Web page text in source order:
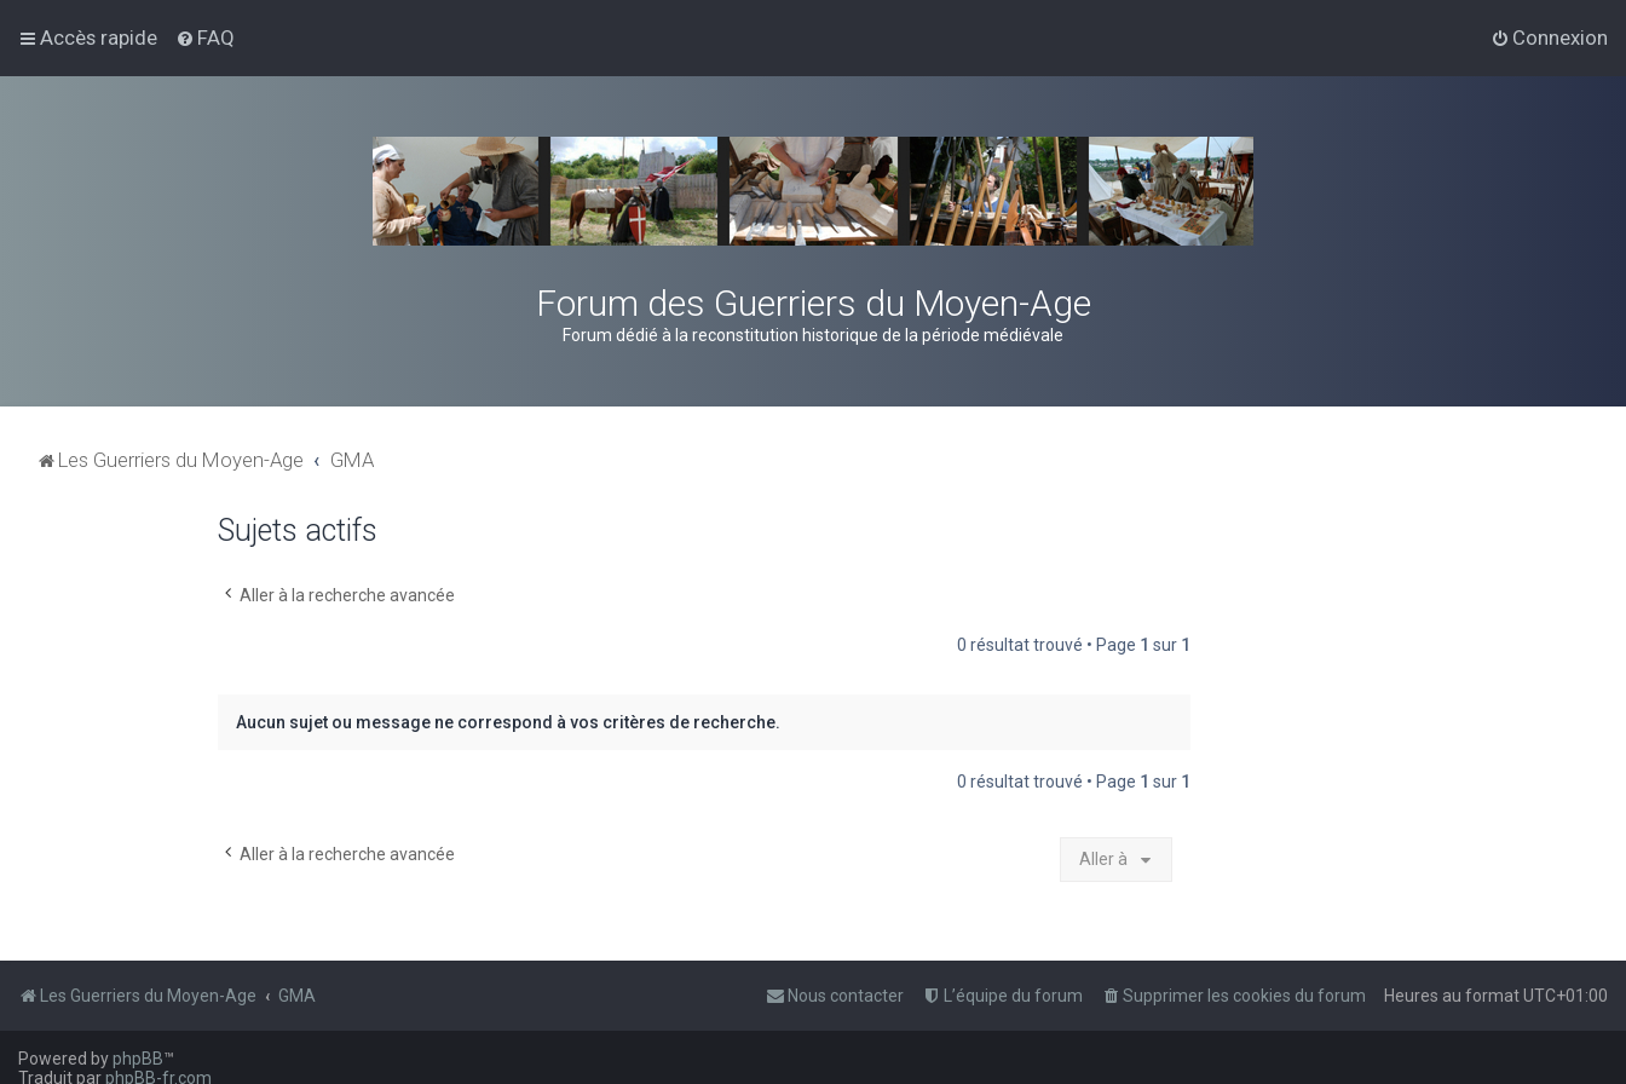
Accès rapide FAQ Connexion
Forum des Guerriers du Moyen-Age
Forum dédié à la reconstitution historique de la période médiévale
Les Guerriers du Moyen-Age GMA
Sujets actifs
Aller à la recherche avancée
0 résultat trouvé • Page 1 sur 1
Aucun sujet ou message ne correspond à vos critères de recherche.
0 résultat trouvé • Page 1 sur 1
Aller à la recherche avancée Aller à
Les Guerriers du Moyen-Age GMA Heures au formatUTC+01:00
Supprimer les cookies du forum
L’équipe du forum
Nous contacter
Powered byphpBB™
Traduit parphpBB-fr.com